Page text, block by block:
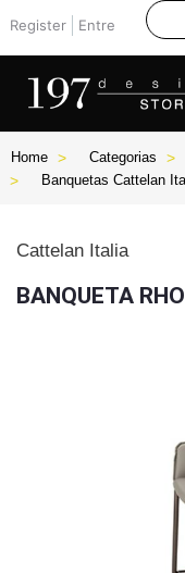
Register Entre
Home Categorias
Banquetas Cattelan
Cattelan Italia
BANQUETA